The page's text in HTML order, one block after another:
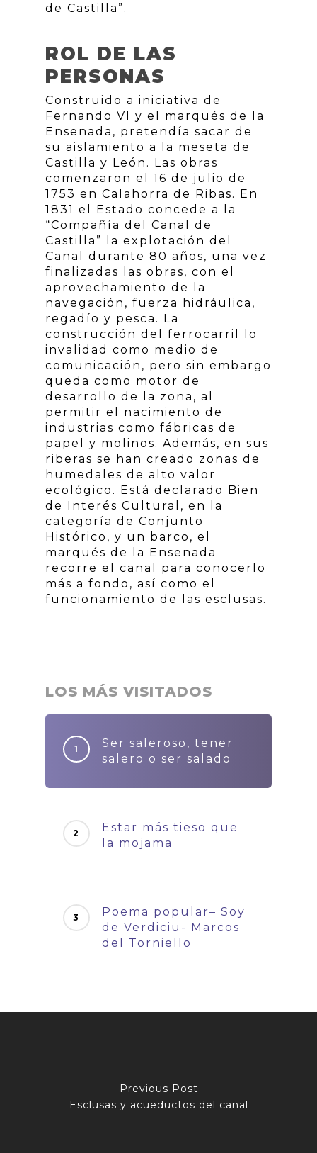
de Castilla”.
ROL DE LAS
PERSONAS
Construido a iniciativa de
Fernando VI y el marqués de la
Ensenada, pretendía sacar de
su aislamiento a la meseta de
Castilla y León. Las obras
comenzaron el 16 de julio de
1753 en Calahorra de Ribas. En
1831 el Estado concede a la
“Compañía del Canal de
Castilla” la explotación del
Canal durante 80 años, una vez
finalizadas las obras, con el
aprovechamiento de la
navegación, fuerza hidráulica,
regadío y pesca. La
construcción del ferrocarril lo
invalidad como medio de
comunicación, pero sin embargo
queda como motor de
desarrollo de la zona, al
permitir el nacimiento de
industrias como fábricas de
papel y molinos. Además, en sus
riberas se han creado zonas de
humedales de alto valor
ecológico. Está declarado Bien
de Interés Cultural, en la
categoría de Conjunto
Histórico, y un barco, el
marqués de la Ensenada
recorre el canal para conocerlo
más a fondo, así como el
funcionamiento de las esclusas.
LOS MÁS VISITADOS
Ser saleroso, tener
salero o ser salado
Estar más tieso que
la mojama
Poema popular– Soy
de Verdiciu- Marcos
del Torniello
Previous Post
Esclusas y acueductos del canal